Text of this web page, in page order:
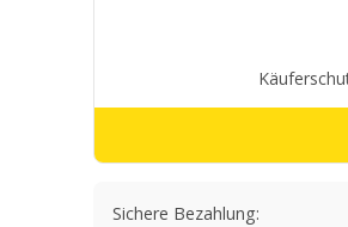
Sichere Bezahlung: